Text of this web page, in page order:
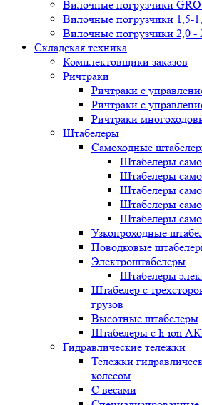
Вилочные погрузчики
Вилочные погрузчики 1,5-
Вилочные погрузчики 2,0 -
Складская техника
Комплектовщики заказов
Ричтраки
Ричтраки с
Ричтраки с
Ричтраки
Штабелеры
Самоходные
Штабелеры
Штабелеры
Штабелеры
Штабелеры
Штабелеры
Узкопроходные
Поводковые
Электроштабелеры
Штабелеры
Штабелер с
грузов
Высотные штабелеры
Штабелеры с li-ion
Гидравлические тележки
Тележки
колесом
С весами